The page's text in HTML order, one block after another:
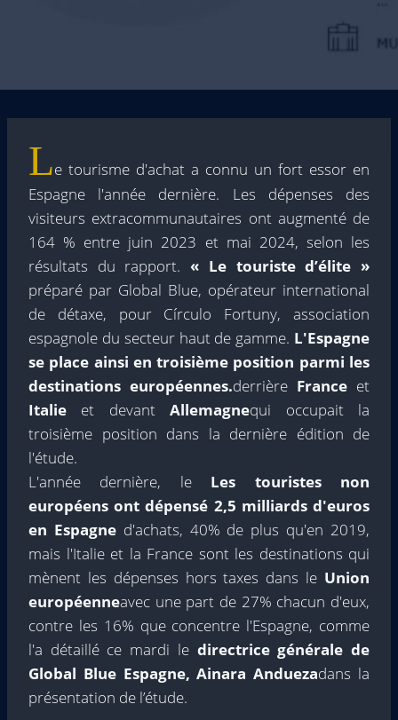
Le tourisme d'achat a connu un fort essor en
Espagne l'année dernière. Les dépenses des
visiteurs extracommunautaires ont augmenté de
164 % entre juin 2023 et mai 2024, selon les
résultats du rapport. « Le touriste d’élite »
préparé par Global Blue, opérateur international
de détaxe, pour Círculo Fortuny, association
espagnole du secteur haut de gamme. L'Espagne
se place ainsi en troisième position parmi les
destinations européennes.derrière France et
Italie et devantAllemagnequi occupait la
troisième position dans la dernière édition de
l'étude.
L'année dernière, le Les touristes non
européens ont dépensé 2,5 milliards d'euros
en Espagned'achats, 40% de plus qu'en 2019,
mais l'Italie et la France sont les destinations qui
mènent les dépenses hors taxes dans le Union
européenneavec une part de 27% chacun d'eux,
contre les 16% que concentre l'Espagne, comme
l'a détaillé ce mardi le directrice générale de
Global Blue Espagne, Ainara Anduezadans la
présentation de l’étude.